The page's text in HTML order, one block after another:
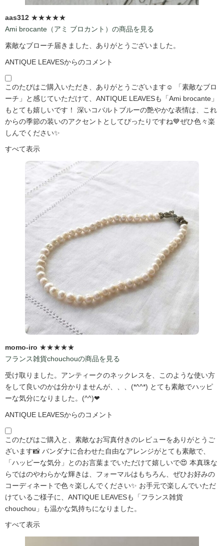
aas312 ★★★★★
Ami brocante（アミ ブロカント）の商品を見る
素敵なブローチ届きました、ありがとうございました。
ANTIQUE LEAVESからのコメント
このたびはご購入いただき、ありがとうございます☺️ 「素敵なブロ
ーチ」と感じていただけて、ANTIQUE LEAVESも「Ami brocante」
もとても嬉しいです！ 深いコバルトブルーの艶やかな表情は、これ
からの季節の装いのアクセントとしてぴったりですね💙ぜひ色々楽
しんでください✨
すべて表示
momo-iro ★★★★★
フランス雑貨chouchouの商品を見る
受け取りました。アンティークのネックレスを、このような使い方
をして良いのかは分かりませんが、、、(*^^*) とても素敵でハッピ
ーな気分になりました。(^^)❤
ANTIQUE LEAVESからのコメント
このたびはご購入と、素敵なお写真付きのレビューをありがとうご
ざいます📸 バンダナに合わせた自由なアレンジがとても素敵で、
「ハッピーな気分」とのお言葉までいただけて嬉しいで😍 本真珠な
らではのやわらかな輝きは、フォーマルはもちろん、ぜひお好みの
コーディネートで色々楽しんでください✨ お手元で楽しんでいただ
けているご様子に、ANTIQUE LEAVESも「フランス雑貨
chouchou」も温かな気持ちになりました。
すべて表示